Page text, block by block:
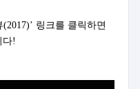
링크를 클릭하면
다!